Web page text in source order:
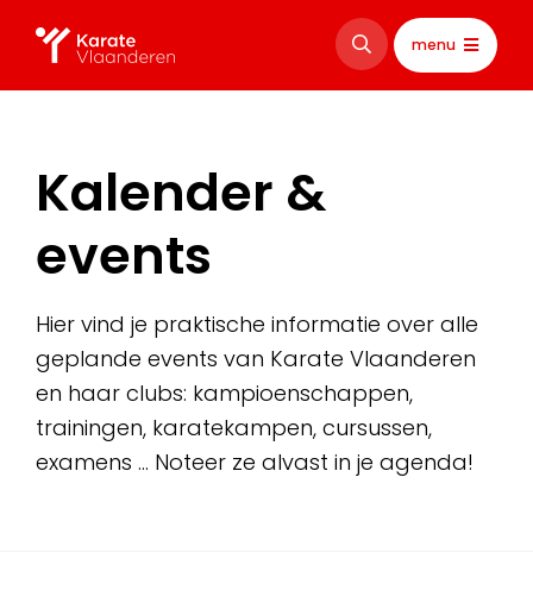
menu
Kalender &
events
Hier vind je praktische informatie over alle
geplande events van Karate Vlaanderen
en haar clubs: kampioenschappen,
trainingen, karatekampen, cursussen,
examens … Noteer ze alvast in je agenda!